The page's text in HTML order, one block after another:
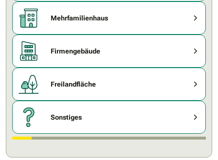
Mehrfamilienhaus
Firmengebäude
Freilandfläche
Sonstiges